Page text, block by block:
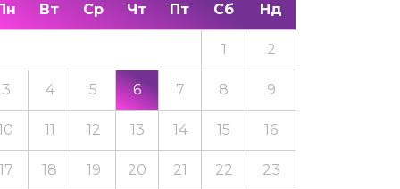
Вт Ср Чт Пт Сб Нд
1 2
3 4 5 6 7 8 9
11 12 13 14 15 16
18 19 20 21 22 23